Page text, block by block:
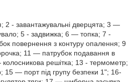
- завантажувальні дверцята; 3 —
5 - задвижка; 6 — топка; 7 -
повернення з контуру опалення; 9
11 — патрубок подавання в
решітка; 13 - термометр;
15 — порт під групу безпеки 1"; 16-